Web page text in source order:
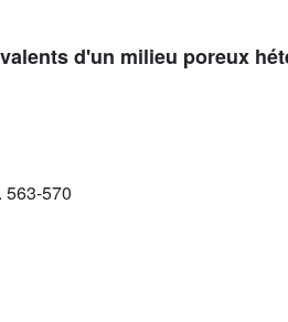
d'un milieu poreux
563-570